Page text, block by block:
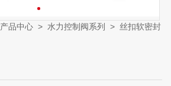
产品中心 > 水力控制阀系列 > 丝扣软密封